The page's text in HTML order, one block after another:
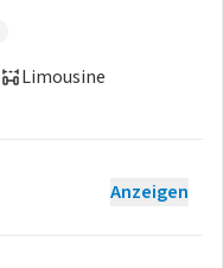
Limousine
Anzeigen